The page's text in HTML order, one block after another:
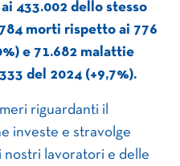
433.002 dello stesso
morti rispetto ai 776
e 71.682 malattie
del 2024 (+9,7%).
riguardanti il
investe e stravolge
nostri lavoratori e delle